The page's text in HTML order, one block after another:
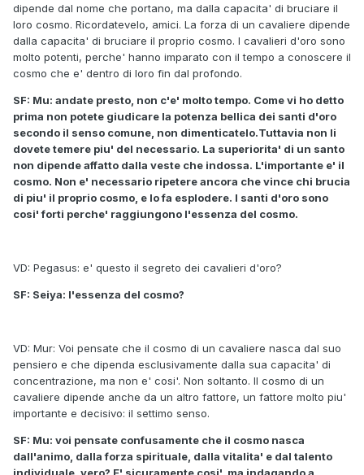
dipende dal nome che portano, ma dalla capacita' di bruciare il
loro cosmo. Ricordatevelo, amici. La forza di un cavaliere dipende
dalla capacita' di bruciare il proprio cosmo. I cavalieri d'oro sono
molto potenti, perche' hanno imparato con il tempo a conoscere il
cosmo che e' dentro di loro fin dal profondo.
SF: Mu: andate presto, non c'e' molto tempo. Come vi ho detto
prima non potete giudicare la potenza bellica dei santi d'oro
secondo il senso comune, non dimenticatelo.Tuttavia non li
dovete temere piu' del necessario. La superiorita' di un santo
non dipende affatto dalla veste che indossa. L'importante e' il
cosmo. Non e' necessario ripetere ancora che vince chi brucia
di piu' il proprio cosmo, e lo fa esplodere. I santi d'oro sono
cosi' forti perche' raggiungono l'essenza del cosmo.
VD: Pegasus: e' questo il segreto dei cavalieri d'oro?
SF: Seiya: l'essenza del cosmo?
VD: Mur: Voi pensate che il cosmo di un cavaliere nasca dal suo
pensiero e che dipenda esclusivamente dalla sua capacita' di
concentrazione, ma non e' cosi'. Non soltanto. Il cosmo di un
cavaliere dipende anche da un altro fattore, un fattore molto piu'
importante e decisivo: il settimo senso.
SF: Mu: voi pensate confusamente che il cosmo nasca
dall'animo, dalla forza spirituale, dalla vitalita' e dal talento